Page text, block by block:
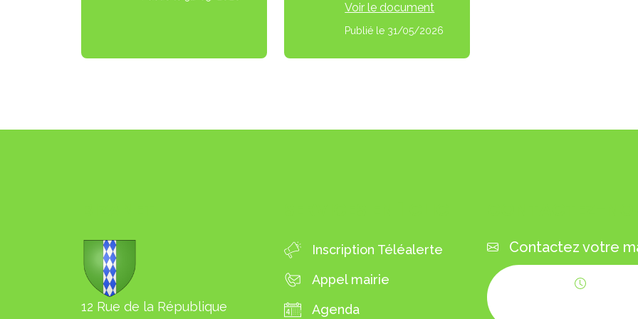
Voir le document
Publié le 31/05/2026
12 Rue de la République
Inscription Téléalerte
Appel mairie
Agenda
Contactez votre